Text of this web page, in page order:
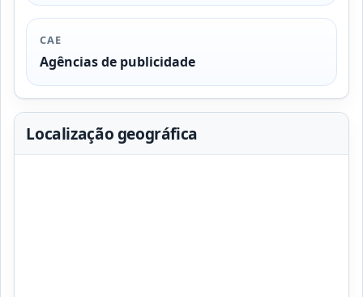
CAE
Agências de publicidade
Localização geográfica